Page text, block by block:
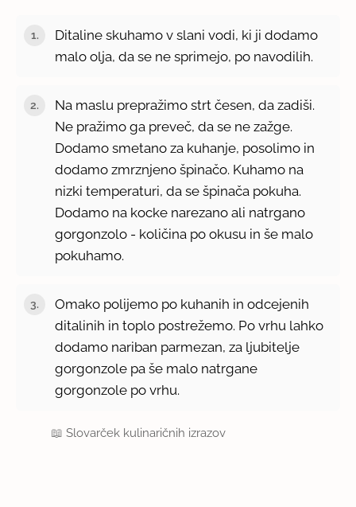
Ditaline skuhamo v slani vodi, ki ji dodamo
malo olja, da se ne sprimejo, po navodilih.
Na maslu prepražimo strt česen, da zadiši.
Ne pražimo ga preveč, da se ne zažge.
Dodamo smetano za kuhanje, posolimo in
dodamo zmrznjeno špinačo. Kuhamo na
nizki temperaturi, da se špinača pokuha.
Dodamo na kocke narezano ali natrgano
gorgonzolo - količina po okusu in še malo
pokuhamo.
Omako polijemo po kuhanih in odcejenih
ditalinih in toplo postrežemo. Po vrhu lahko
dodamo nariban parmezan, za ljubitelje
gorgonzole pa še malo natrgane
gorgonzole po vrhu.
📖Slovarček kulinaričnih izrazov